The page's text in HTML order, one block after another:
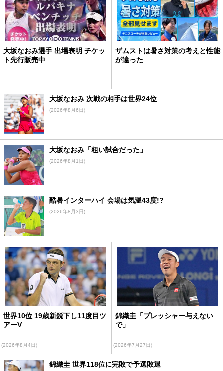
大坂なおみ選手 出場表明 チケッ
ト先行販売中
ザムストは暑さ対策の考えと性能
が違った
大坂なおみ 次戦の相手は世界24位
(2026年8月6日)
大坂なおみ「粗い試合だった」
(2026年8月1日)
酷暑インターハイ 会場は気温43度!?
(2026年8月3日)
世界10位 19歳新鋭下し11度目ツ
アーV
(2026年8月4日)
錦織圭「プレッシャー与えない
で」
(2026年7月27日)
錦織圭 世界118位に完敗で予選敗退